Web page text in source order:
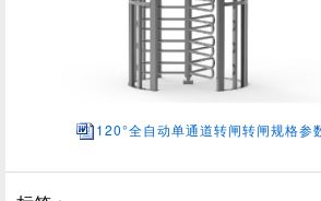
120°全自动单通道转闸转闸规格参